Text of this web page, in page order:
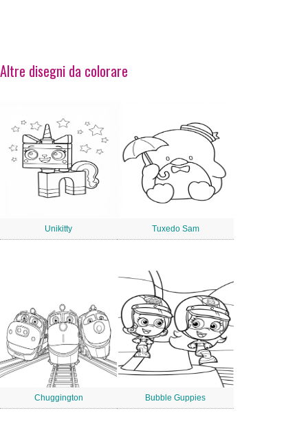
Altre disegni da colorare
Unikitty Tuxedo Sam
Chuggington Bubble Guppies